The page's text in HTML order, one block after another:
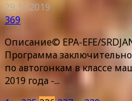
29.11.2019
369
Описание© EPA-EFE/
Программа
по автогонкам в классе
2019 года -...